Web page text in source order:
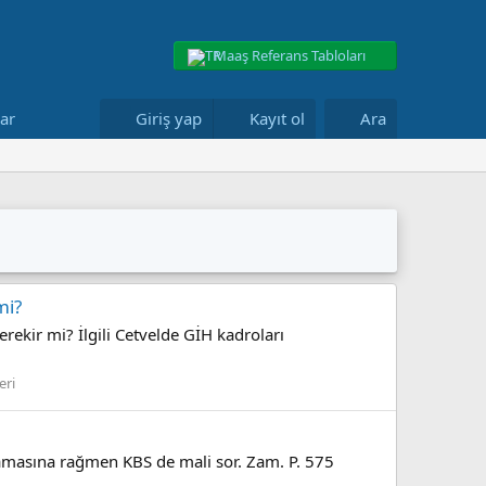
Maaş Referans Tabloları
Giriş yap Kayıt ol Ara
mi? İlgili Cetvelde GİH kadroları
rağmen KBS de mali sor. Zam. P. 575